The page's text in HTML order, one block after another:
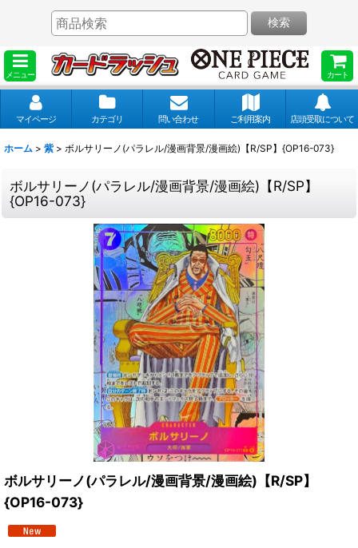
メニュー カート
検索
マイページ カテゴリ 問い合わせ ご利用案内 店頭受取について
ホーム > 紫 > ボルサリーノ(パラレル/漫画背景/漫画絵)【R/SP】{OP16-073}
ボルサリーノ(パラレル/漫画背景/漫画絵)【R/SP】
{OP16-073}
ボルサリーノ(パラレル/漫画背景/漫画絵)【R/SP】
{OP16-073}